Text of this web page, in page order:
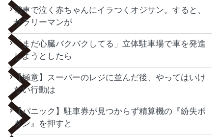
電車で泣く赤ちゃんにイラつくオジサン。すると、
サラリーマンが
「まだ心臓バクバクしてる」立体駐車場で車を発進
しようとしたら
【極意】スーパーのレジに並んだ後、やってはいけ
ない行動は
【パニック】駐車券が見つからず精算機の『紛失ボ
タン』を押すと